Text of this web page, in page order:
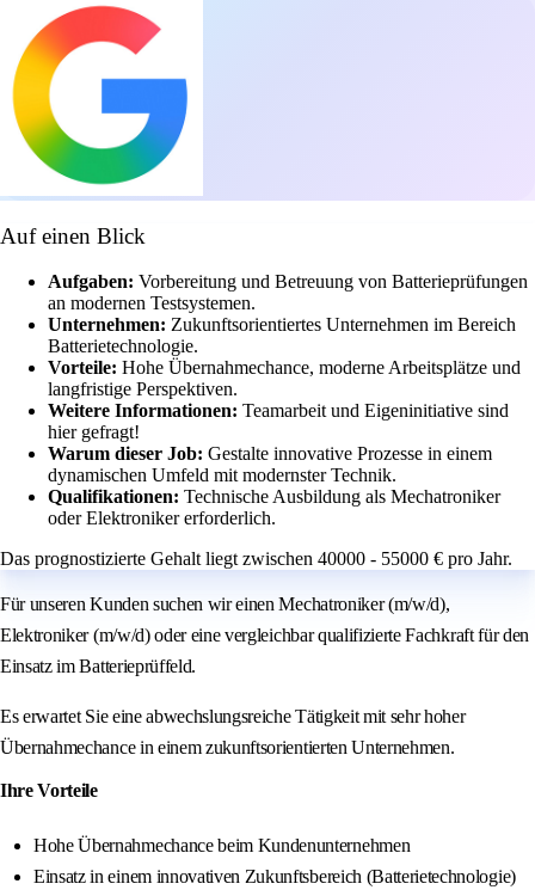
Auf einen Blick
Aufgaben: Vorbereitung und Betreuung von Batterieprüfungen
an modernen Testsystemen.
Unternehmen: Zukunftsorientiertes Unternehmen im Bereich
Batterietechnologie.
Vorteile: Hohe Übernahmechance, moderne Arbeitsplätze und
langfristige Perspektiven.
Weitere Informationen: Teamarbeit und Eigeninitiative sind
hier gefragt!
Warum dieser Job: Gestalte innovative Prozesse in einem
dynamischen Umfeld mit modernster Technik.
Qualifikationen: Technische Ausbildung als Mechatroniker
oder Elektroniker erforderlich.
Das prognostizierte Gehalt liegt zwischen 40000 - 55000 € pro Jahr.
Für unseren Kunden suchen wir einen Mechatroniker (m/w/d),
Elektroniker (m/w/d) oder eine vergleichbar qualifizierte Fachkraft für den
Einsatz im Batterieprüffeld.
Es erwartet Sie eine abwechslungsreiche Tätigkeit mit sehr hoher
Übernahmechance in einem zukunftsorientierten Unternehmen.
Ihre Vorteile
Hohe Übernahmechance beim Kundenunternehmen
Einsatz in einem innovativen Zukunftsbereich (Batterietechnologie)